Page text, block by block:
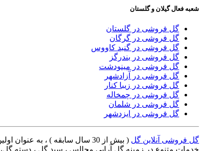
شعبه فعال گیلان و گلستان
گل فروشی در گلستان
گل فروشی در گرگان
گل فروشی در گنبد کاووس
گل فروشی در بندرگز
گل فروشی در مینودشت
گل فروشی در آزادشهر
گل فروشی در زیبا کنار
گل فروشی در چمخاله
گل فروشی در شلمان
گل فروشی در ایزدشهر
گل فروشی آنلاین گل